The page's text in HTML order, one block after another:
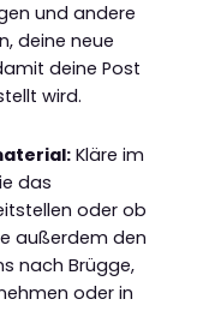
und andere
deine neue
deine Post
wird.
Kläre im
das
oder ob
außerdem den
nach Brügge,
oder in